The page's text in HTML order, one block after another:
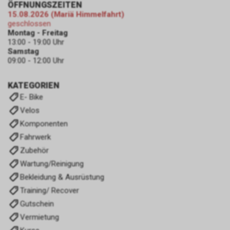
KATEGORIEN
E- Bike
Velos
Komponenten
Fahrwerk
Zubehör
Wartung/Reinigung
Bekleidung & Ausrüstung
Training/ Recover
Gutschein
Vermietung
ÖFFNUNGSZEITEN
15.08.2026 (Mariä Himmelfahrt)
geschlossen
Montag - Freitag
13:00 - 19:00 Uhr
Samstag
09:00 - 12:00 Uhr